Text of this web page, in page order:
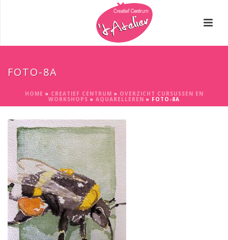
FOTO-8A
HOME » CREATIEF CENTRUM » OVERZICHT CURSUSSEN EN
WORKSHOPS » AQUARELLEREN » FOTO-8A